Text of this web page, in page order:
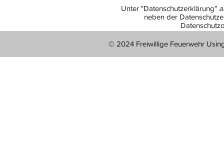
Unter "Datenschutzerklärung"
neben der
© 2024 Freiwillige Feuerwehr